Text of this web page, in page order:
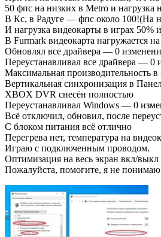
50 фпс на низких в Metro и нагрузка
В Кс, в Радуге — фпс около 100!(На
И нагрузка видеокарты в играх 50%
В Furmark видеокарта нагружается
Обновлял все драйвера — 0
Переустанавливал все драйвера — 0
Максимальная производительность
Вертикальная синхронизация в
XBOX DVR снесён полностью
Переустанавливал Windows — 0
Всё отключил, обновил, после
С блоком питания всё отлично
Перегрева нет, температура на
Играю с подключенным проводом.
Оптимизация на весь экран вкл/
Пожалуйста, помогите, я не